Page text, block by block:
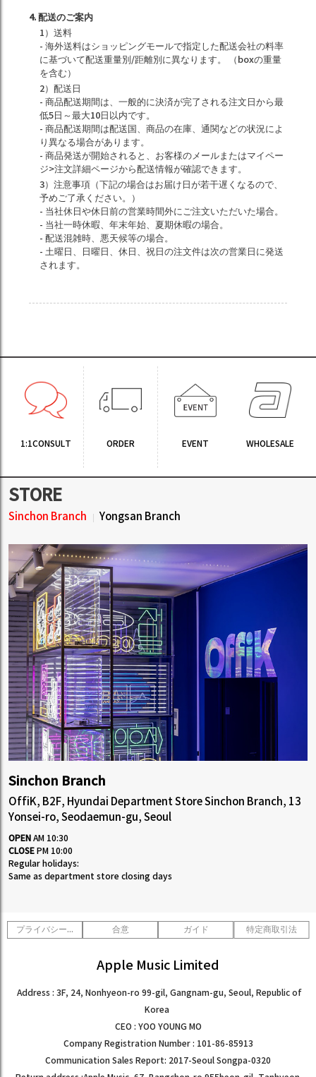
4. 配送のご案内
1）送料
- 海外送料はショッピングモールで指定した配送会社の料率
に基づいて配送重量別/距離別に異なります。 （boxの重量
を含む）
2）配送日
- 商品配送期間は、一般的に決済が完了される注文日から最
低5日～最大10日以内です。
- 商品配送期間は配送国、商品の在庫、通関などの状況によ
り異なる場合があります。
- 商品発送が開始されると、お客様のメールまたはマイペー
ジ>注文詳細ページから配送情報が確認できます。
3）注意事項（下記の場合はお届け日が若干遅くなるので、
予めご了承ください。）
- 当社休日や休日前の営業時間外にご注文いただいた場合。
- 当社一時休暇、年末年始、夏期休暇の場合。
- 配送混雑時、悪天候等の場合。
- 土曜日、日曜日、休日、祝日の注文件は次の営業日に発送
されます。
1:1CONSULT ORDER EVENT WHOLESALE
STORE
Sinchon Branch Yongsan Branch
Sinchon Branch
OffiK, B2F, Hyundai Department Store Sinchon Branch, 13
Yonsei-ro, Seodaemun-gu, Seoul
OPEN AM 10:30
CLOSE PM 10:00
Regular holidays:
Same as department store closing days
プライバシーポリシー 合意 ガイド 特定商取引法
Apple Music Limited
Address : 3F, 24, Nonhyeon-ro 99-gil, Gangnam-gu, Seoul, Republic of
Korea
CEO : YOO YOUNG MO
Company Registration Number : 101-86-85913
Communication Sales Report: 2017-Seoul Songpa-0320